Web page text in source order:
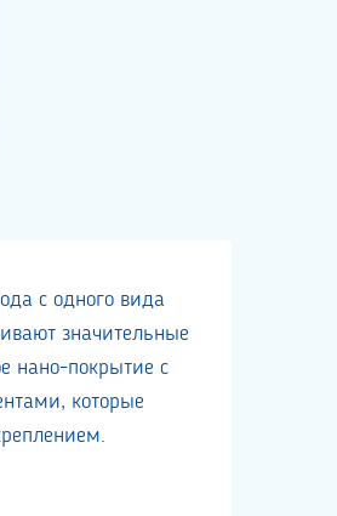
с одного вида
значительные
покрытие с
которые